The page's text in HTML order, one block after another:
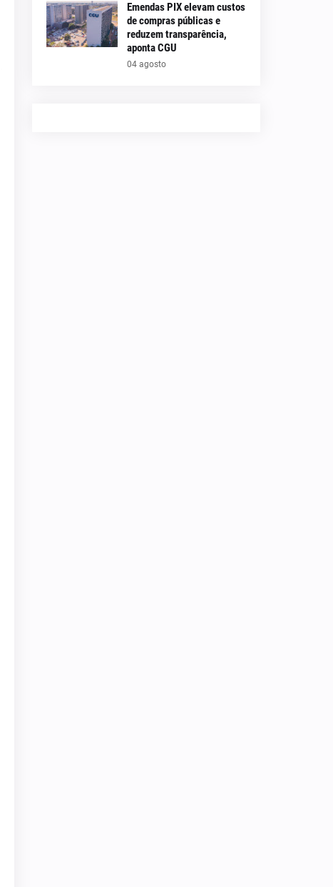
Emendas PIX elevam custos
de compras públicas e
reduzem transparência,
aponta CGU
04 agosto